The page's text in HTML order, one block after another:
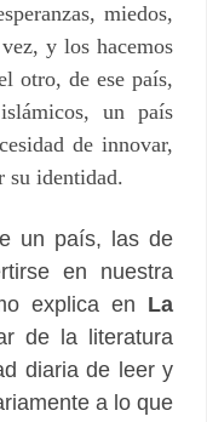
miedos,
y los hacemos
otro, de ese país,
un país
de innovar,
su identidad.
un país, las de
en nuestra
explica en La
de la literatura
diaria de leer y
a lo que